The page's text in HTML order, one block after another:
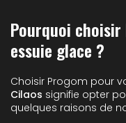
Pourquoi
essuie glace ?
Choisir Progom pour
Cilaos signifie opter
quelques raisons de